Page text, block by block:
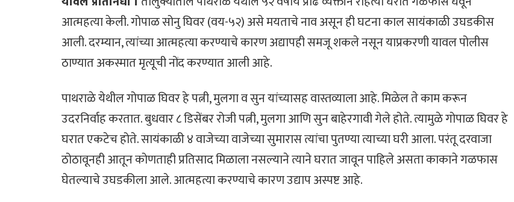
आत्महत्या केली. गोपाळ सोनु घिवर (वय-५२) असे मयताचे नाव असून ही घटना काल सायंकाळी उघडकीस
आली. दरम्यान, त्यांच्या आत्महत्या करण्याचे कारण अद्यापही समजू शकले नसून याप्रकरणी यावल पोलीस
ठाण्यात अकस्मात मृत्यूची नोंद करण्यात आली आहे.
पाथराळे येथील गोपाळ घिवर हे पत्नी, मुलगा व सुन यांच्यासह वास्तव्याला आहे. मिळेल ते काम करून
उदरनिर्वाह करतात. बुधवार ८ डिसेंबर रोजी पत्नी, मुलगा आणि सुन बाहेरगावी गेले होते. त्यामुळे गोपाळ घिवर हे
घरात एकटेच होते. सायंकाळी ४ वाजेच्या वाजेच्या सुमारास त्यांचा पुतण्या त्याच्या घरी आला. परंतू दरवाजा
ठोठावूनही आतून कोणताही प्रतिसाद मिळाला नसल्याने त्याने घरात जावून पाहिले असता काकाने गळफास
घेतल्याचे उघडकीला आले. आत्महत्या करण्याचे कारण उद्याप अस्पष्ट आहे.